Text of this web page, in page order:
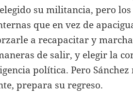
su militancia, pero
que en vez de
a recapacitar y
de salir, y elegir la
política. Pero Sánchez
prepara su regreso.